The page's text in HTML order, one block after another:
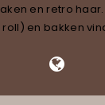
en retro
en bakken